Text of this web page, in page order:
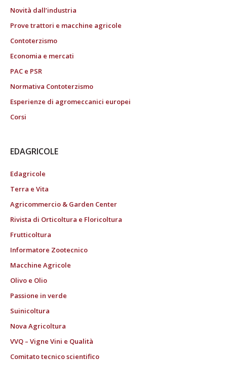
Novità dall’industria
Prove trattori e macchine agricole
Contoterzismo
Economia e mercati
PAC e PSR
Normativa Contoterzismo
Esperienze di agromeccanici europei
Corsi
EDAGRICOLE
Edagricole
Terra e Vita
Agricommercio & Garden Center
Rivista di Orticoltura e Floricoltura
Frutticoltura
Informatore Zootecnico
Macchine Agricole
Olivo e Olio
Passione in verde
Suinicoltura
Nova Agricoltura
VVQ – Vigne Vini e Qualità
Comitato tecnico scientifico